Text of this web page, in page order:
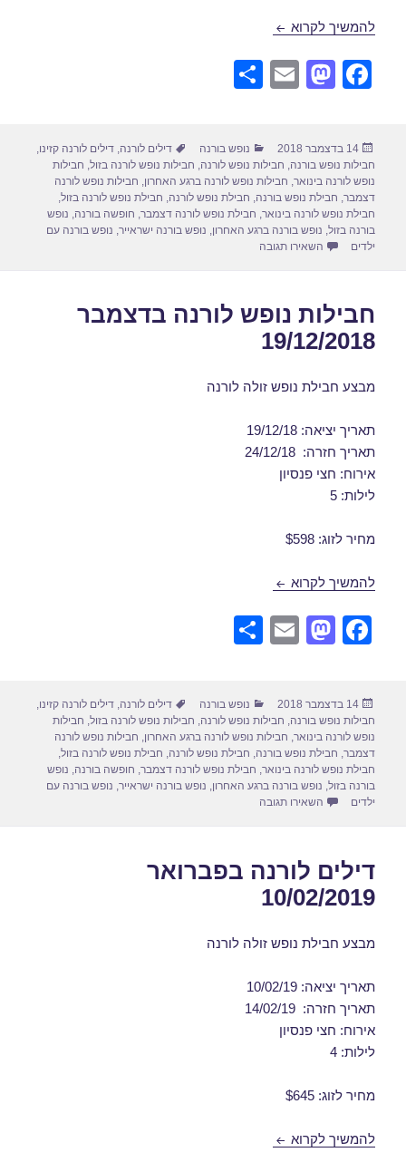
להמשיך לקרוא חבילות נופש לורנה 04/01/2019
F
e
b
o
o
M
o
d
o
n
E
e
פורסם
בתאריך
14 בדצמבר 2018 קטגוריות
נופש בורנה תגיות
דילים לורנה ,דילים לורנה קזינו
חבילות נופש בורנה חבילות נופש לורנה חבילות נופש לורנה בזול חבילות
נופש לורנה בינואר חבילות נופש לורנה ברגע האחרון חבילות נופש לורנה
דצמבר חבילת נופש בורנה חבילת נופש לורנה חבילת נופש לורנה בזול
חבילת נופש לורנה בינואר חבילת נופש לורנה דצמבר חופשה בורנה נופש
בורנה בזול נופש בורנה ברגע האחרון נופש בורנה ישראייר נופש בורנה עם
ילדים
השאירו תגובה
חבילות נופש לורנה בדצמבר
19/12/2018
מבצע חבילת נופש זולה לורנה
תאריך יציאה: 19/12/18
תאריך חזרה: 24/12/18
אירוח: חצי פנסיון
לילות: 5
מחיר לזוג: $598
להמשיך לקרוא חבילות נופש לורנה בדצמבר 19/12/2018
F
e
b
o
o
M
o
d
o
n
E
e
פורסם
בתאריך
14 בדצמבר 2018 קטגוריות
נופש בורנה תגיות
דילים לורנה,דילים לורנה קזינו,
חבילות נופש בורנה, חבילות נופש לורנה, חבילות נופש לורנה בזול, חבילות
נופש לורנה בינואר, חבילות נופש לורנה ברגע האחרון, חבילות נופש לורנה
דצמבר, חבילת נופש בורנה, חבילת נופש לורנה, חבילת נופש לורנה בזול,
חבילת נופש לורנה בינואר, חבילת נופש לורנה דצמבר, חופשה בורנה, נופש
בורנה בזול, נופש בורנה ברגע האחרון, נופש בורנה ישראייר, נופש בורנה עם
ילדים
השאירו תגובה
דילים לורנה בפברואר
10/02/2019
מבצע חבילת נופש זולה לורנה
תאריך יציאה: 10/02/19
תאריך חזרה: 14/02/19
אירוח: חצי פנסיון
לילות: 4
מחיר לזוג: $645
להמשיך לקרוא דילים לורנה בפברואר 10/02/2019